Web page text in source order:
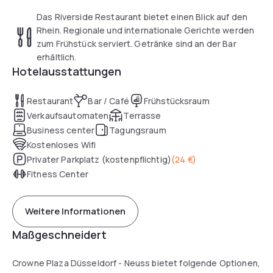
Das Riverside Restaurant bietet einen Blick auf den
Rhein. Regionale und internationale Gerichte werden
zum Frühstück serviert. Getränke sind an der Bar
erhältlich.
Hotelausstattungen
Restaurant Bar / Café
Frühstücksraum
Verkaufsautomaten
Terrasse
Business center
Tagungsraum
Kostenloses Wifi
Privater Parkplatz (kostenpflichtig)(24 €)
Fitness Center
Weitere Informationen
Maßgeschneidert
Crowne Plaza Düsseldorf - Neuss bietet folgende Optionen,